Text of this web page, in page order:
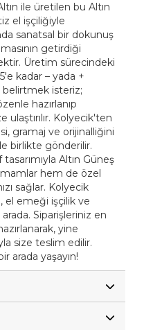
ile üretilen bu Altın
el işçiliğiyle
sanatsal bir dokunuş
getirdiği
Üretim sürecindeki
kadar – yada +
belirtmek isteriz;
hazırlanıp
ulaştırılır. Kolyecik'ten
gramaj ve orijinalliğini
birlikte gönderilir.
Altın Güneş
hem de özel
sağlar. Kolyecik
el emeği işçilik ve
Siparişleriniz en
yine
size teslim edilir.
arada yaşayın!